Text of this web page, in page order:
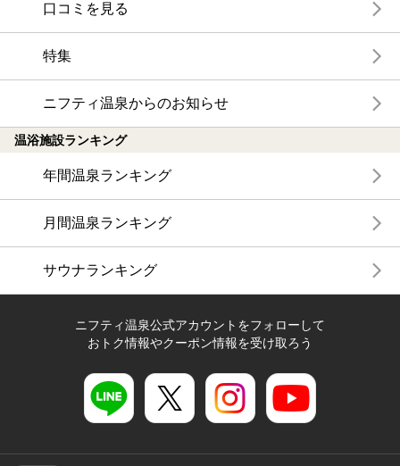
口コミを見る
特集
ニフティ温泉からのお知らせ
温浴施設ランキング
年間温泉ランキング
月間温泉ランキング
サウナランキング
ニフティ温泉公式アカウントをフォローして
おトク情報やクーポン情報を受け取ろう